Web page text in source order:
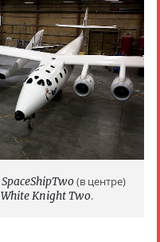
SpaceShipTwo(в центре)
White Knight Two.